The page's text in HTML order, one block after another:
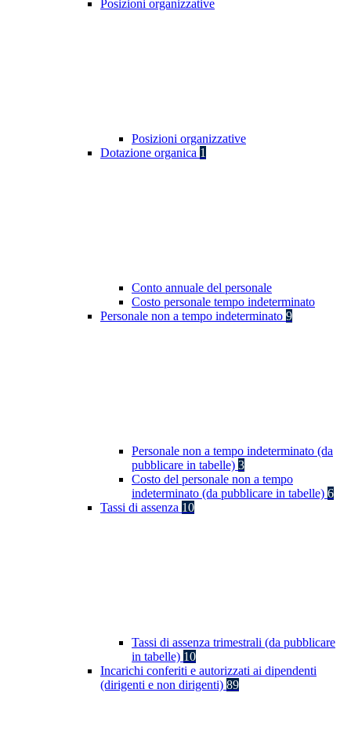
Posizioni organizzative
Posizioni organizzative
Dotazione organica 1
Conto annuale del personale
Costo personale tempo indeterminato
Personale non a tempo indeterminato 9
Personale non a tempo indeterminato (da
pubblicare in tabelle) 3
Costo del personale non a tempo
indeterminato (da pubblicare in tabelle) 6
Tassi di assenza 10
Tassi di assenza trimestrali (da pubblicare
in tabelle) 10
Incarichi conferiti e autorizzati ai dipendenti
(dirigenti e non dirigenti) 89